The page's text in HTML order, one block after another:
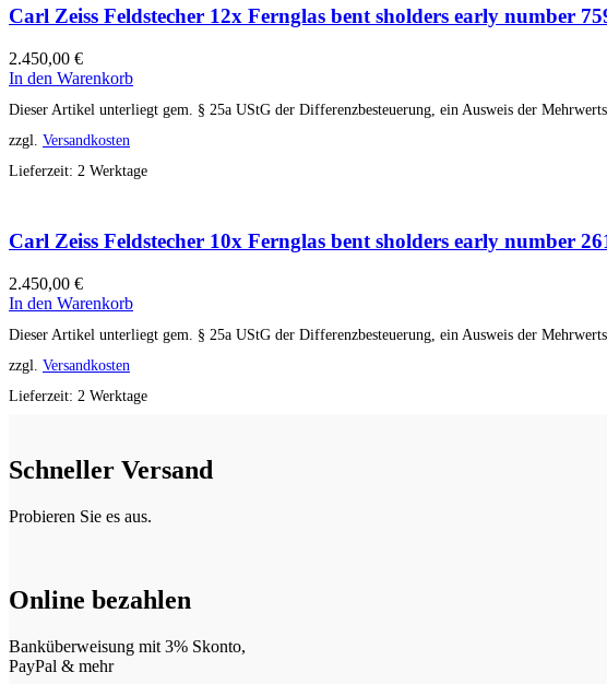
Carl Zeiss Feldstecher 12x Fernglas bent sholders early number
2.450,00 €
In den Warenkorb
Dieser Artikel unterliegt gem. § 25a UStG der Differenzbesteuerung, ein Ausweis der
zzgl. Versandkosten
Lieferzeit: 2 Werktage
Carl Zeiss Feldstecher 10x Fernglas bent sholders early number
2.450,00 €
In den Warenkorb
Dieser Artikel unterliegt gem. § 25a UStG der Differenzbesteuerung, ein Ausweis der
zzgl. Versandkosten
Lieferzeit: 2 Werktage
Schneller Versand
Probieren Sie es aus.
Online bezahlen
Banküberweisung mit 3% Skonto,
PayPal & mehr